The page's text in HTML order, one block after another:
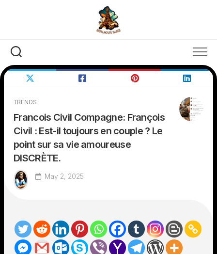
TRENDS
Francois Civil Compagne: François
Civil : Est-il toujours en couple ? Le
point sur sa vie amoureuse
DISCRÈTE.
May 2, 2025